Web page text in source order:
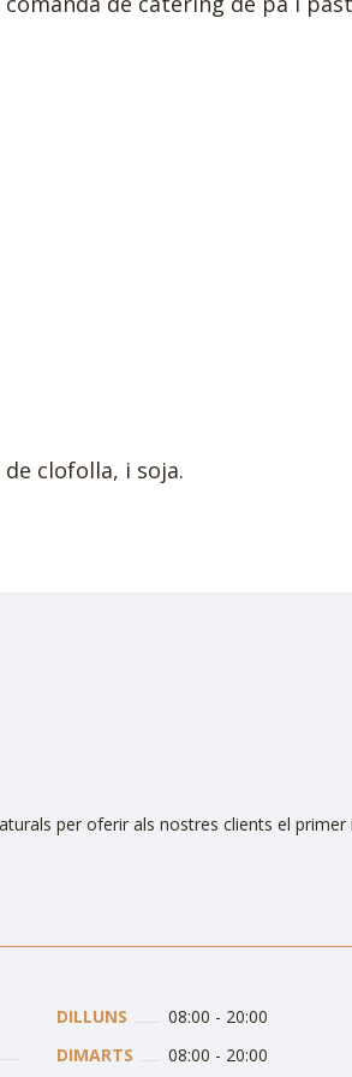
clofolla, i soja.
per oferir als nostres clients el primer
DILLUNS 08:00 - 20:00
DIMARTS
08:00 - 20:00